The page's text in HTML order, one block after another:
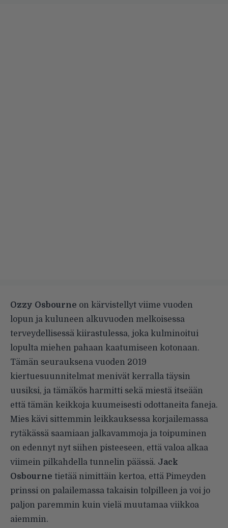
Ozzy Osbourne on kärvistellyt viime vuoden
lopun ja kuluneen alkuvuoden melkoisessa
terveydellisessä kiirastulessa, joka kulminoitui
lopulta miehen pahaan kaatumiseen kotonaan.
Tämän seurauksena vuoden 2019
kiertuesuunnitelmat menivät kerralla täysin
uusiksi, ja tämäkös harmitti sekä miestä itseään
että tämän keikkoja kuumeisesti odottaneita faneja.
Mies kävi sittemmin leikkauksessa korjailemassa
rytäkässä saamiaan jalkavammoja ja toipuminen
on edennyt nyt siihen pisteeseen, että valoa alkaa
viimein pilkahdella tunnelin päässä. Jack
Osbourne tietää nimittäin kertoa, että Pimeyden
prinssi on palailemassa takaisin tolpilleen ja voi jo
paljon paremmin kuin vielä muutamaa viikkoa
aiemmin.